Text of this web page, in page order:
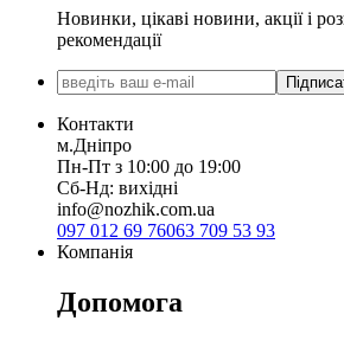
Новинки, цікаві новини, акції і
рекомендації
Контакти
м.Дніпро
Пн-Пт з 10:00 до 19:00
Сб-Нд: вихідні
info@nozhik.com.ua
097 012 69 76063 709 53 93
Компанія
Допомога